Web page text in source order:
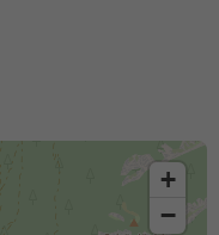
+
−